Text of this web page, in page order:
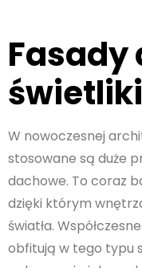
Fasady
świetliki
W nowoczesnej
stosowane są duże
dachowe. To coraz
dzięki którym
światła.
obfitują w tego typu